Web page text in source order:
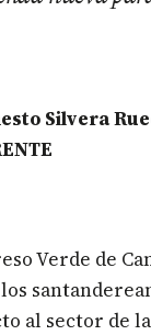
Silvera
Verde de
al sector de